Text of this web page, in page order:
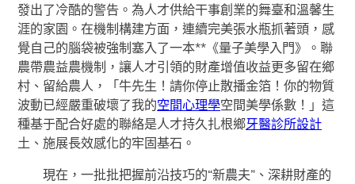
發出了冷酷的警告。為人才供給干事創業的舞臺和溫馨生
涯的家園。在機制構建方面，連續完美張水瓶抓著頭，感
覺自己的腦袋被強制塞入了一本**《量子美學入門》。聯
農帶農益農機制，讓人才引領的財產增值收益更多留在鄉
村、留給農人，「牛先生！請你停止散播金箔！你的物質
波動已經嚴重破壞了我的空間心理學空間美學係數！」這
種基于配合好處的聯絡是人才持久扎根鄉牙醫診所設計
土、施展長效感化的牢固基石。
現在，一批批把握前沿技巧的“新農夫”、深耕財產的